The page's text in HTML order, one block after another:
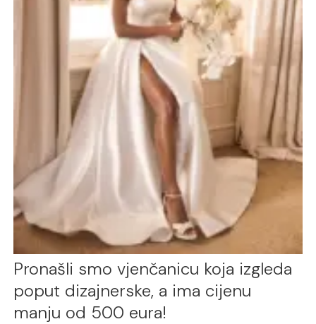
Pronašli smo vjenčanicu koja izgleda
poput dizajnerske, a ima cijenu
manju od 500 eura!